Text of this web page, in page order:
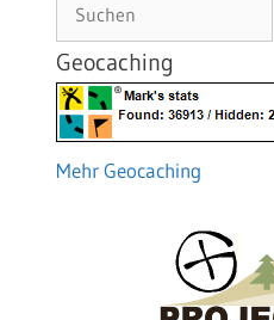
Geocaching
Mehr Geocaching